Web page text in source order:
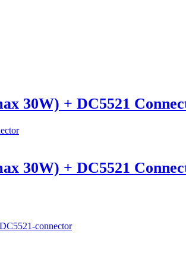
30W) + DC5521
30W) + DC5521
connector